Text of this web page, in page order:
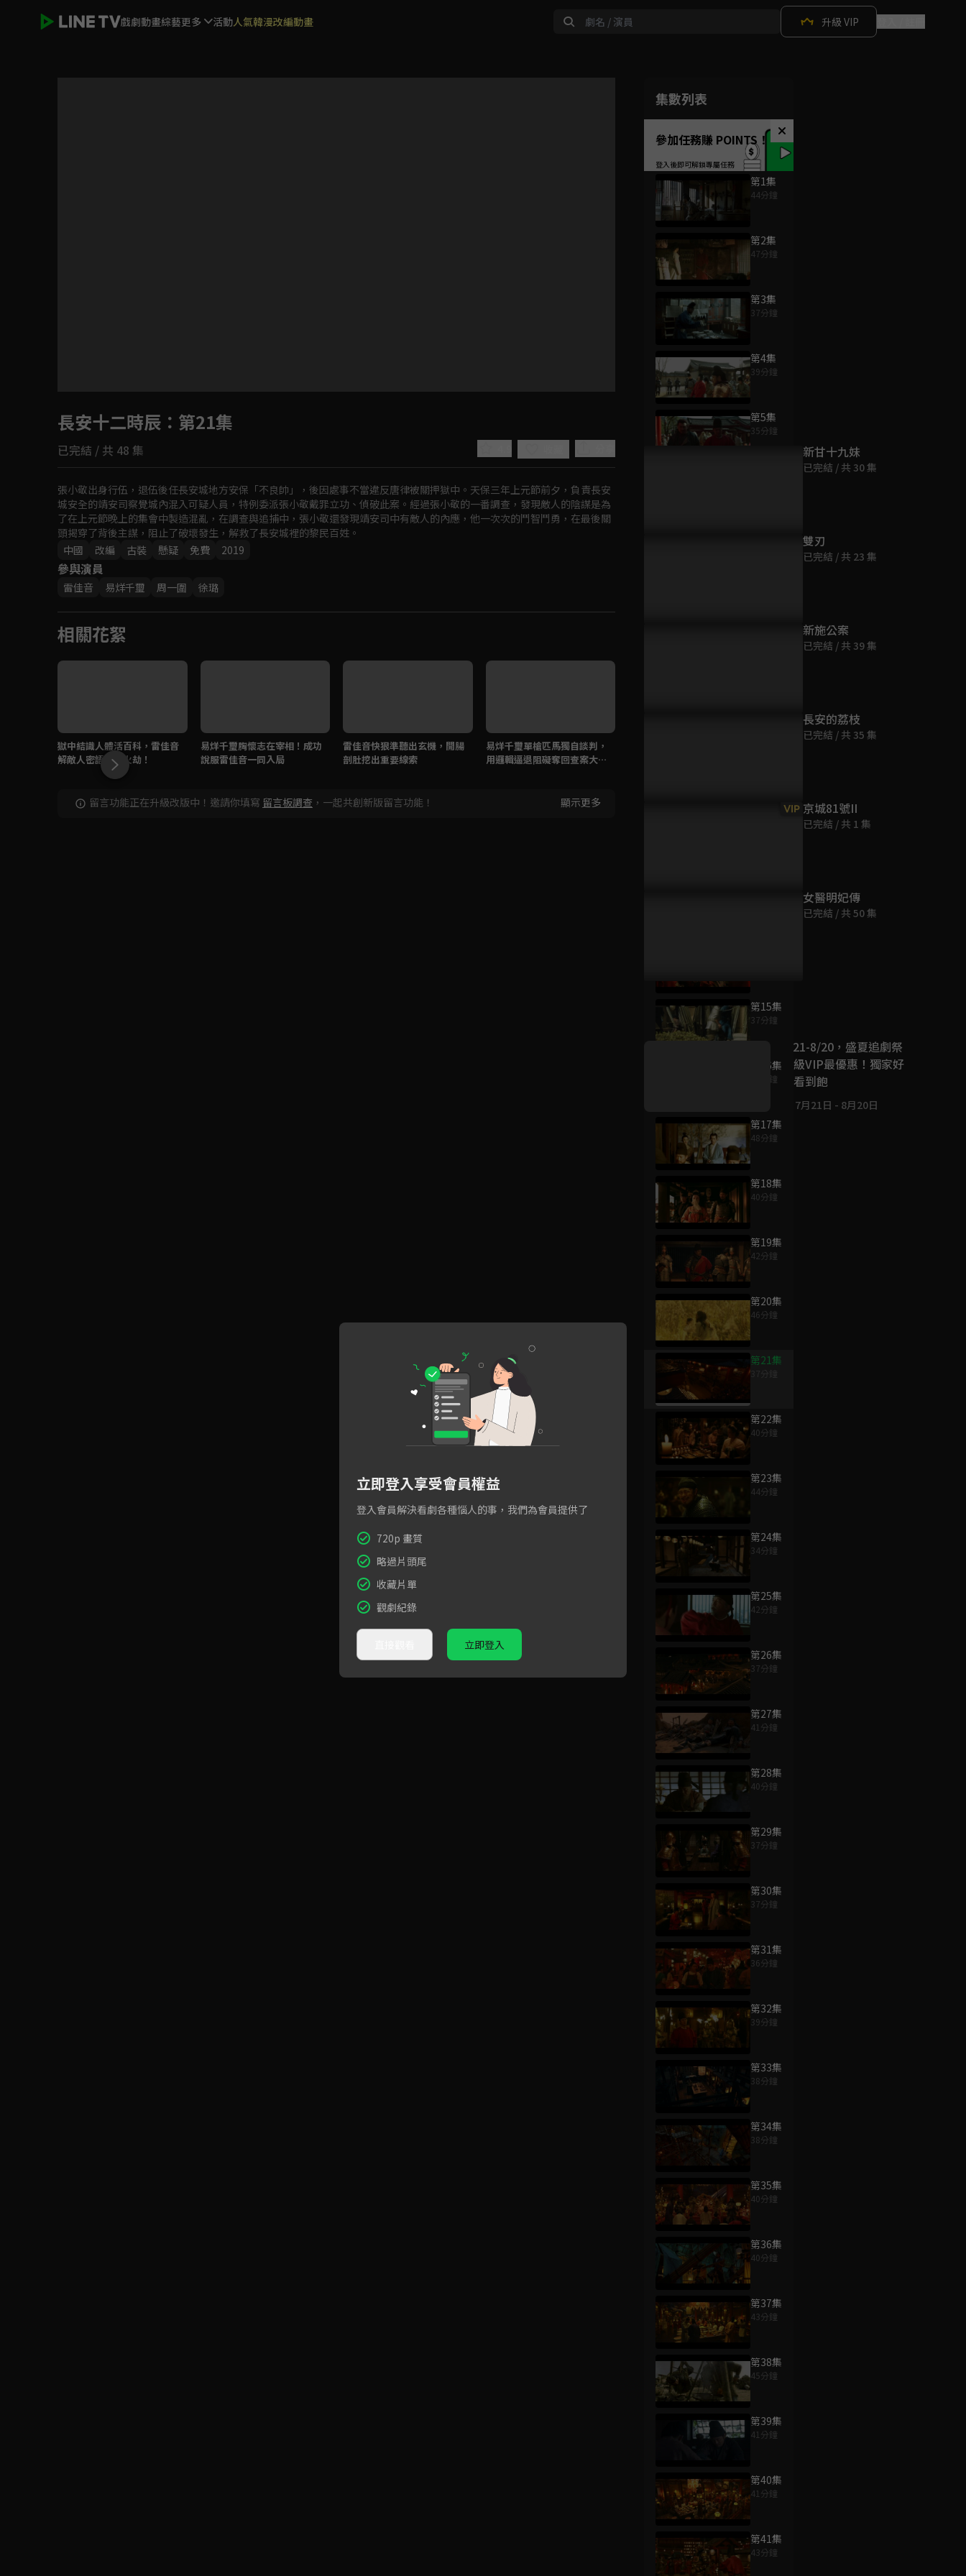
戲劇動畫綜藝更多 活動人氣韓漫改編動畫 升級 VIP
Video
如有不便請見諒
集數列表
參加任務賺 POINTS！
第1集
44分鐘
第2集
47分鐘
第3集
37分鐘
第4集
39分鐘
第5集
35分鐘
第15集
37分鐘
第16集
49分鐘
第17集
48分鐘
第18集
40分鐘
第19集
42分鐘
第20集
46分鐘
第21集
第22集
40分鐘
第23集
44分鐘
第24集
34分鐘
第25集
42分鐘
第26集
37分鐘
第27集
41分鐘
第28集
40分鐘
第29集
37分鐘
第30集
37分鐘
第31集
36分鐘
第32集
39分鐘
第33集
38分鐘
第34集
38分鐘
第35集
40分鐘
第36集
40分鐘
第37集
43分鐘
第38集
45分鐘
第39集
41分鐘
第40集
41分鐘
第41集
43分鐘
長安十二時辰 ：第21集
已完結 / 共 48 集
張小敬出身行伍，退伍後任長安城地方安保「不良帥」，後因處事不當違反唐律被關押獄中。天保三年上元節前夕，負責長安
城安全的靖安司察覺城內混入可疑人員，特例委派張小敬戴罪立功、偵破此案。經過張小敬的一番調查，發現敵人的陰謀是為
了在上元節晚上的集會中製造混亂，在調查與追捕中，張小敬還發現靖安司中有敵人的內應，他一次次的鬥智鬥勇，在最後關
頭揭穿了背後主謀，阻止了破壞發生，解救了長安城裡的黎民百姓。
中國
改編 古裝 懸疑 免費 2019
參與演員
雷佳音 易烊千璽 周一圍 徐璐
相關花絮
獄中結識人體活百科，雷佳音
解敵人密語要有火劫！
易烊千璽胸懷志在宰相！成功
說服雷佳音一同入局
雷佳音快狠準聽出玄機，開腸
剖肚挖出重要線索
易烊千璽單槍匹馬獨自談判，
用邏輯逼退阻礙奪回查案大
留言功能正在升級改版中！邀請你填寫 留言板調查 ，一起共創新版留言功能！ 顯示更多
為您推薦
新甘十九妹
已完結 / 共 30 集
雙刃
已完結 / 共 23 集
新施公案
已完結 / 共 39 集
長安的荔枝
已完結 / 共 35 集
VIP 京城81號II
已完結 / 共 1 集
女醫明妃傳
已完結 / 共 50 集
好康資訊
7/21-8/20，盛夏追劇祭
升級VIP最優惠！獨家好
戲看到飽
7月21日 - 8月20日
立即登入享受會員權益
登入會員解決看劇各種惱人的事，我們為會員提供了
720p 畫質
略過片頭尾
收藏片單
觀劇紀錄
立即登入